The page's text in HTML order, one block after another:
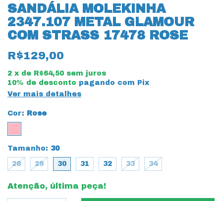
SANDÁLIA MOLEKINHA
2347.107 METAL GLAMOUR
COM STRASS 17478 ROSE
R$129,00
2 x de R$64,50 sem juros
10% de desconto pagando com Pix
Ver mais detalhes
Cor: Rose
Tamanho: 30
28 29 30 31 32 33 34
Atenção, última peça!